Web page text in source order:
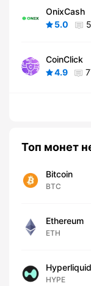
OnixCash
5.0
CoinClick
4.9
Топ монет
Bitcoin
BTC
Ethereum
ETH
Hyperliquid
HYPE